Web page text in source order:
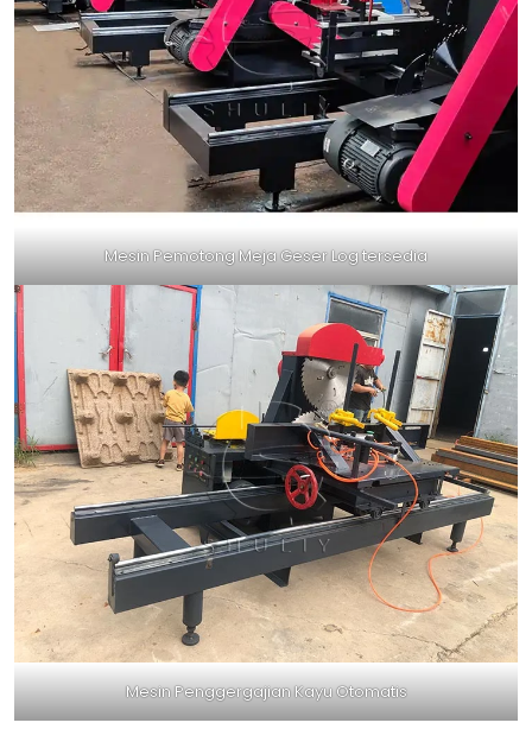
Mesin Pemotong Meja Geser Log tersedia
Mesin Penggergajian Kayu Otomatis